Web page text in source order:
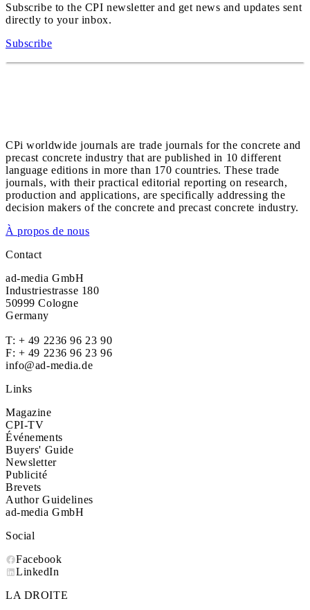
Subscribe to the CPI newsletter and get news and updates sent
directly to your inbox.
Subscribe
CPi worldwide journals are trade journals for the concrete and
precast concrete industry that are published in 10 different
language editions in more than 170 countries. These trade
journals, with their practical editorial reporting on research,
production and applications, are specifically addressing the
decision makers of the concrete and precast concrete industry.
À propos de nous
Contact
ad-media GmbH
Industriestrasse 180
50999 Cologne
Germany
T: + 49 2236 96 23 90
F: + 49 2236 96 23 96
info@ad-media.de
Links
Magazine
CPI-TV
Événements
Buyers' Guide
Newsletter
Publicité
Brevets
Author Guidelines
ad-media GmbH
Social
Facebook
LinkedIn
LA DROITE